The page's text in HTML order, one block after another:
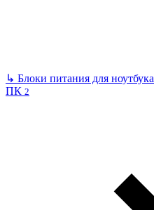
↳ Блоки питания для ноутбука
ПК 2